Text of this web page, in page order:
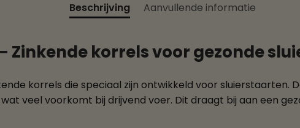
Beschrijving Aanvullende informatie
Zinkende korrels voor gezonde
korrels die speciaal zijn ontwikkeld voor sluierstaarten.
veel voorkomt bij drijvend voer. Dit draagt bij aan een